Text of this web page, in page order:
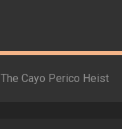
The Cayo Perico Heist